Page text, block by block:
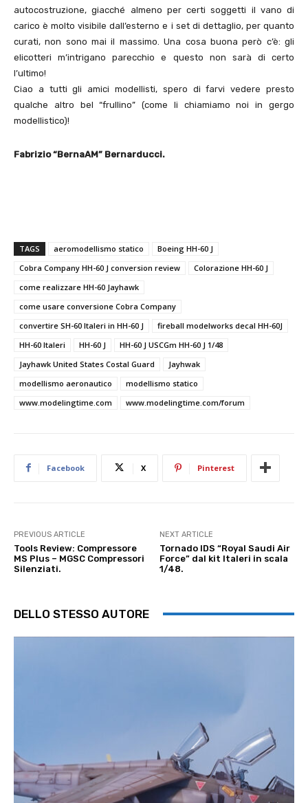
autocostruzione, giacché almeno per certi soggetti il vano di
carico è molto visibile dall’esterno e i set di dettaglio, per quanto
curati, non sono mai il massimo. Una cosa buona però c’è: gli
elicotteri m’intrigano parecchio e questo non sarà di certo
l’ultimo!
Ciao a tutti gli amici modellisti, spero di farvi vedere presto
qualche altro bel “frullino” (come li chiamiamo noi in gergo
modellistico)!
Fabrizio “BernaAM” Bernarducci.
TAGS aeromodellismo statico
Boeing HH-60 J
Cobra Company HH-60 J conversion review
Colorazione HH-60 J
come realizzare HH-60 Jayhawk
come usare conversione Cobra Company
convertire SH-60 Italeri in HH-60 J
fireball modelworks decal HH-60J
HH-60 Italeri
HH-60 J
HH-60 J USCGm HH-60 J 1/48
Jayhawk United States Costal Guard
Jayhwak
modellismo aeronautico
modellismo statico
www.modelingtime.com
www.modelingtime.com/forum
Facebook X Pinterest
PREVIOUS ARTICLE
Tools Review: Compressore
MS Plus – MGSC Compressori
Silenziati.
NEXT ARTICLE
Tornado IDS “Royal Saudi Air
Force” dal kit Italeri in scala
1/48.
DELLO STESSO AUTORE